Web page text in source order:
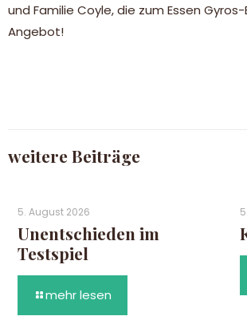
und Familie Coyle, die zum Essen
Angebot!
weitere Beiträge
5. August 2026
Unentschieden im
Testspiel
mehr lesen